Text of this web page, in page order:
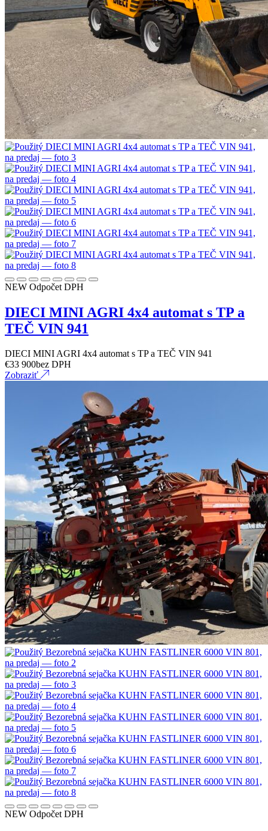
NEW Odpočet DPH
DIECI MINI AGRI 4x4 automat s TP a
TEČ VIN 941
DIECI MINI AGRI 4x4 automat s TP a TEČ VIN 941
€33 900bez DPH
Zobraziť
NEW Odpočet DPH